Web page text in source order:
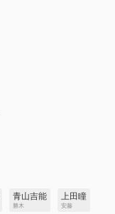
青山吉能
勝木
上田瞳
安藤